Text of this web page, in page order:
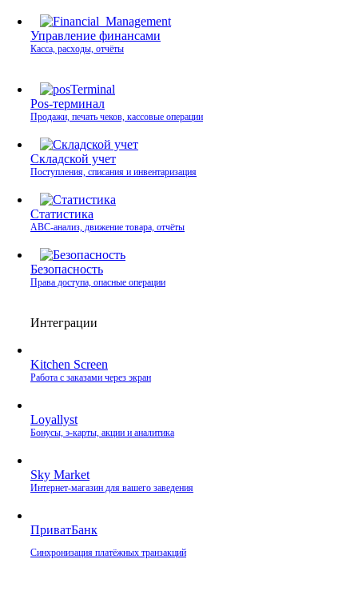
Управление финансами
Касса, расходы, отчёты
Pos-терминал
Продажи, печать чеков, кассовые операции
Складской учет
Поступления, списания и инвентаризация
Статистика
ABC-анализ, движение товара, отчёты
Безопасность
Права доступа, опасные операции
Интеграции
Kitchen Screen
Работа с заказами через экран
Loyallyst
Бонусы, э‑карты, акции и аналитика
Sky Market
Интернет‑магазин для вашего заведения
ПриватБанк
Синхронизация платёжных транзакций